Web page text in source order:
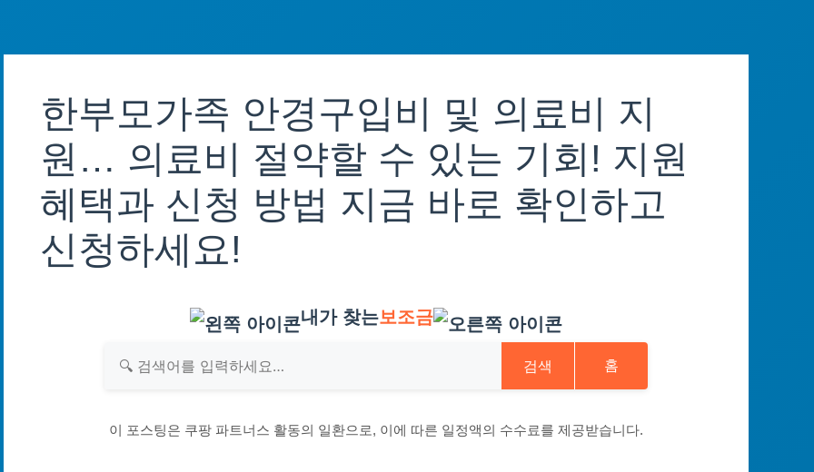
한부모가족 안경구입비 및 의료비 지
원… 의료비 절약할 수 있는 기회! 지원
혜택과 신청 방법 지금 바로 확인하고
신청하세요!
내가 찾는보조금
검색 홈
이 포스팅은 쿠팡 파트너스 활동의 일환으로, 이에 따른 일정액의 수수료를 제공받습니다.